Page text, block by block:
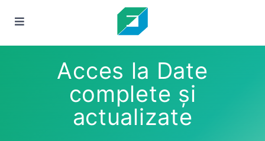
Acces la Date
complete și
actualizate